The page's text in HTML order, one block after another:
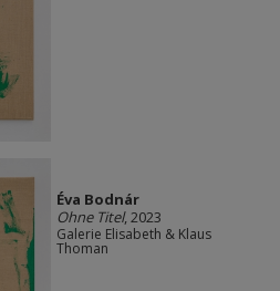
Éva Bodnár
Ohne Titel, 2023
Galerie Elisabeth & Klaus
Thoman